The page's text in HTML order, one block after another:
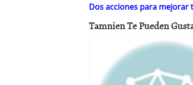
Dos acciones para mejorar
Tamnien Te Pueden